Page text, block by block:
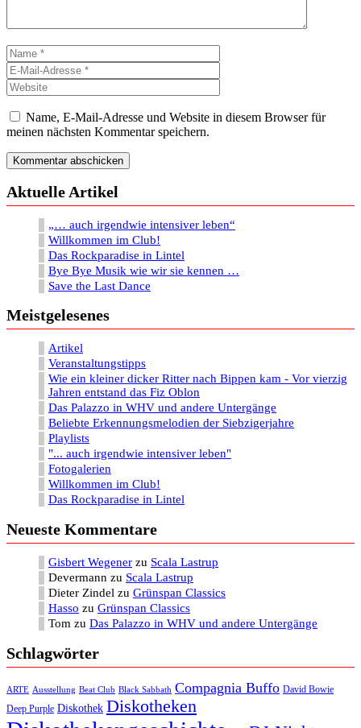
Name
Mail-
Adresse
Name, E-Mail-Adresse und Website in diesem Browser für
meinen nächsten Kommentar speichern.
Aktuelle Artikel
„… auch irgendwie intensiver leben“
Willkommen im Club!
Das Rockparadise in Lintel
Bye Bye Musik wie wir sie kennen …
Save the Last Dance
Meistgelesenes
Artikel
Veranstaltungstipps
Wie ein kleiner dicker Ritter nach Bippen kam - Vor vierzig
Jahren entstand das Fiz Oblon
Das Palazzo in WHV und andere Untergänge
Beliebte Erkennungsmelodien der Siebzigerjahre
Playlists
"... auch irgendwie intensiver leben"
Fotogalerien
Willkommen im Club!
Das Rockparadise in Lintel
Neueste Kommentare
Gisbert Wegener zu Scala Lastrup
Devermann zu Scala Lastrup
Dieter Zindel zu Grünspan Classics
Hasso zu Grünspan Classics
Tom zu Das Palazzo in WHV und andere Untergänge
Schlagwörter
ARTE Ausstellung Beat Club Black Sabbath Compagnia Buffo David Bowie
Deep Purple Diskothek Diskotheken